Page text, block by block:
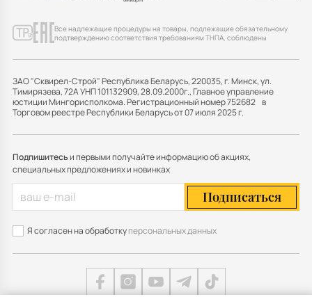
Все надлежащие процедуры на товары, подлежащие обязательному
подтверждению соответствия требованиям ТНПА, соблюдены
ЗАО "Сквирел-Строй" Республика Беларусь, 220035, г. Минск, ул.
Тимирязева, 72А УНП 101132909, 28.09.2000г., Главное управление
юстиции Мингорисполкома. Регистрационный номер 752682 в
Торговом реестре Республики Беларусь от 07 июля 2025 г.
Подпишитесьи первыми получайте информацию об акциях,
специальных предложениях и новинках
Подписаться
Я согласен на обработкуперсональных данных